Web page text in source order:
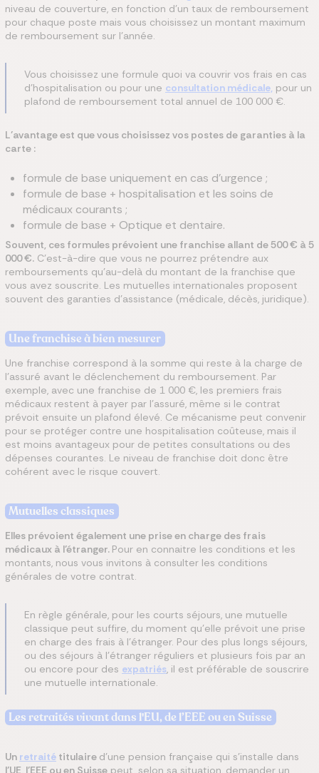
niveau de couverture, en fonction d’un taux de remboursement
pour chaque poste mais vous choisissez un montant maximum
de remboursement sur l’année.
Vous choisissez une formule quoi va couvrir vos frais en cas
d’hospitalisation ou pour une consultation médicale, pour un
plafond de remboursement total annuel de 100 000 €.
L’avantage est que vous choisissez vos postes de garanties à la
carte :
formule de base uniquement en cas d’urgence ;
formule de base + hospitalisation et les soins de
médicaux courants ;
formule de base + Optique et dentaire.
Souvent, ces formules prévoient une franchise allant de 500 € à 5
000 €. C’est-à-dire que vous ne pourrez prétendre aux
remboursements qu’au-delà du montant de la franchise que
vous avez souscrite. Les mutuelles internationales proposent
souvent des garanties d’assistance (médicale, décès, juridique).
Une franchise à bien mesurer
Une franchise correspond à la somme qui reste à la charge de
l’assuré avant le déclenchement du remboursement. Par
exemple, avec une franchise de 1 000 €, les premiers frais
médicaux restent à payer par l’assuré, même si le contrat
prévoit ensuite un plafond élevé. Ce mécanisme peut convenir
pour se protéger contre une hospitalisation coûteuse, mais il
est moins avantageux pour de petites consultations ou des
dépenses courantes. Le niveau de franchise doit donc être
cohérent avec le risque couvert.
Mutuelles classiques
Elles prévoient également une prise en charge des frais
médicaux à l’étranger. Pour en connaitre les conditions et les
montants, nous vous invitons à consulter les conditions
générales de votre contrat.
En règle générale, pour les courts séjours, une mutuelle
classique peut suffire, du moment qu’elle prévoit une prise
en charge des frais à l’étranger. Pour des plus longs séjours,
ou des séjours à l’étranger réguliers et plusieurs fois par an
ou encore pour des expatriés, il est préférable de souscrire
une mutuelle internationale.
Les retraités vivant dans l'EU, de l’EEE ou en Suisse
Un retraité titulaire d’une pension française qui s’installe dans
l’UE, l’EEE ou en Suisse peut, selon sa situation, demander un